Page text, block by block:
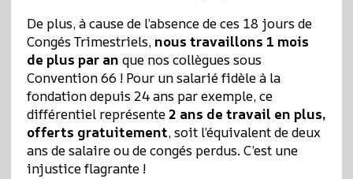
De plus, à cause de l’absence de ces 18 jours de
Congés Trimestriels,nous travaillons 1 mois
de plus par an que nos collègues sous
Convention 66 ! Pour un salarié fidèle à la
fondation depuis 24 ans par exemple, ce
différentiel représente 2 ans de travail en plus,
offerts gratuitement, soit l’équivalent de deux
ans de salaire ou de congés perdus. C’est une
injustice flagrante !